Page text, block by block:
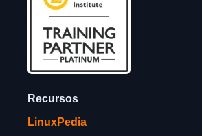
Recursos
LinuxPedia